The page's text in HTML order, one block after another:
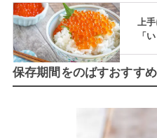
上
「
保存期間をのばすおすす